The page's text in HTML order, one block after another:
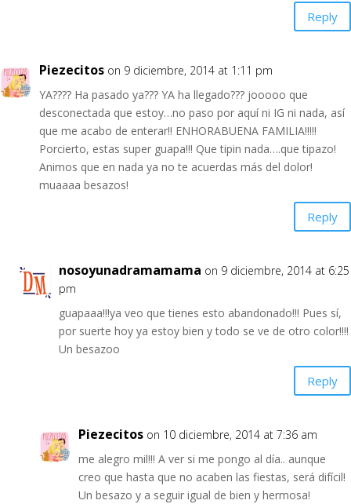
Reply
Piezecitos on 9 diciembre, 2014 at 1:11 pm
YA???? Ha pasado ya??? YA ha llegado??? jooooo que
desconectada que estoy…no paso por aquí ni IG ni nada, así
que me acabo de enterar!! ENHORABUENA FAMILIA!!!!!
Porcierto, estas super guapa!!! Que tipin nada….que tipazo!
Animos que en nada ya no te acuerdas más del dolor!
muaaaa besazos!
Reply
nosoyunadramamama on 9 diciembre, 2014 at 6:25
pm
guapaaa!!!ya veo que tienes esto abandonado!!! Pues sí,
por suerte hoy ya estoy bien y todo se ve de otro color!!!!
Un besazoo
Reply
Piezecitos on 10 diciembre, 2014 at 7:36 am
me alegro mil!!! A ver si me pongo al día.. aunque
creo que hasta que no acaben las fiestas, será difícil!
Un besazo y a seguir igual de bien y hermosa!